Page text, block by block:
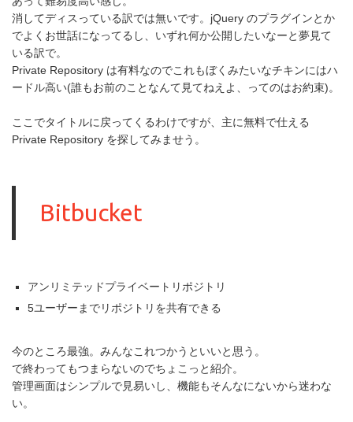
消してディスっている訳では無いです。jQuery のプラグインとか
でよくお世話になってるし、いずれ何か公開したいなーと夢見て
いる訳で。
Private Repository は有料なのでこれもぼくみたいなチキンにはハ
ードル高い(誰もお前のことなんて見てねえよ、ってのはお約束)。
ここでタイトルに戻ってくるわけですが、主に無料で仕える
Private Repository を探してみませう。
Bitbucket
アンリミテッドプライベートリポジトリ
5ユーザーまでリポジトリを共有できる
今のところ最強。みんなこれつかうといいと思う。
で終わってもつまらないのでちょこっと紹介。
管理画面はシンプルで見易いし、機能もそんなにないから迷わな
い。